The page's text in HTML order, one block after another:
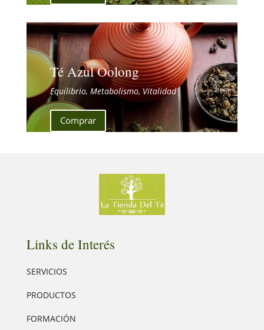
Té Azul Oolong
Equilibrio, Metabolismo, Vitalidad
Comprar
Links de Interés
SERVICIOS
PRODUCTOS
FORMACIÓN